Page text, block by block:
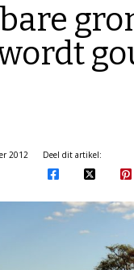
2012
Deel dit artikel: